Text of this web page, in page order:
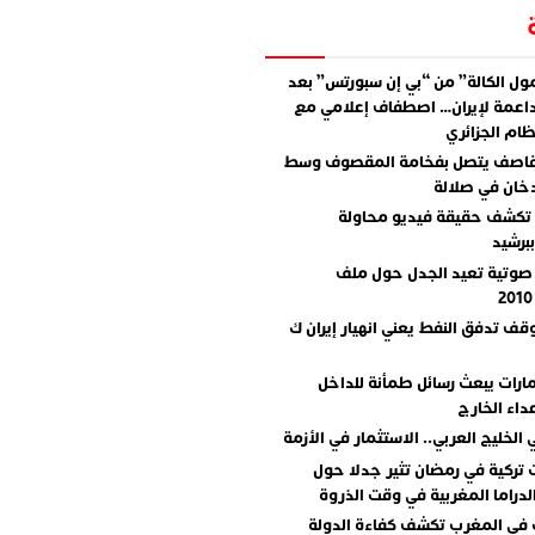
الكالة” من “بي إن سبورتس” بعد
لإيران… اصطفاف إعلامي مع
الجزائري
يتصل بفخامة المقصوف وسط
في صلالة
تكشف حقيقة فيديو محاولة
صوتية تعيد الجدل حول ملف
تدفق النفط يعني انهيار إيران ك
يبعث رسائل طمأنة للداخل
الخارج
الخليج العربي.. الاستثمار في الأزمة
في رمضان تثير جدلا حول
المغربية في وقت الذروة
في المغرب تكشف كفاءة الدولة